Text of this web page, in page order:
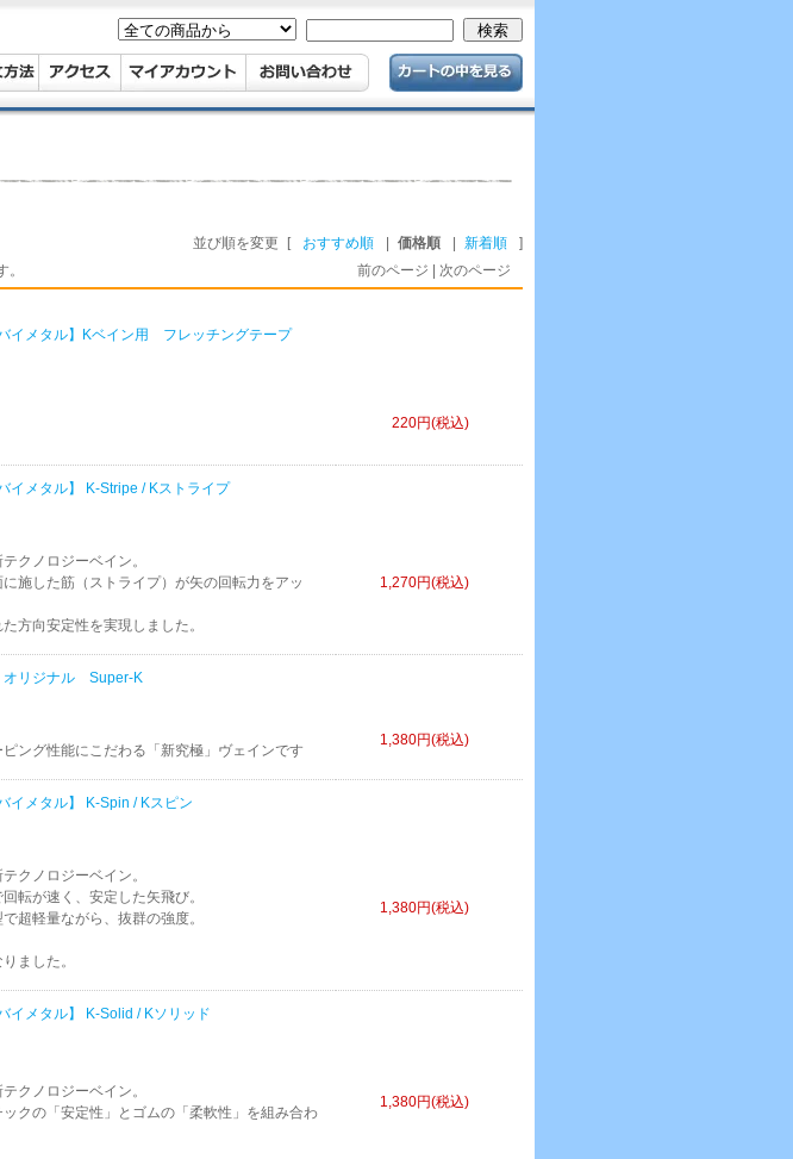
並び順を変更
[ おすすめ順 価格順 新着順
]
前のページ | 次のページ
バイメタル】Kベイン用 フレッチングテープ
220円(税込)
イメタル】 K-Stripe / Kストライプ
クノロジーベイン。
施した筋（ストライプ）が矢の回転力をアッ
方向安定性を実現しました。
1,270円(税込)
リジナル Super-K
ング性能にこだわる「新究極」ヴェインです
1,380円(税込)
イメタル】 K-Spin / Kスピン
クノロジーベイン。
転が速く、安定した矢飛び。
超軽量ながら、抜群の強度。
ました。
1,380円(税込)
イメタル】 K-Solid / Kソリッド
クノロジーベイン。
クの「安定性」とゴムの「柔軟性」を組み合わ
1,380円(税込)